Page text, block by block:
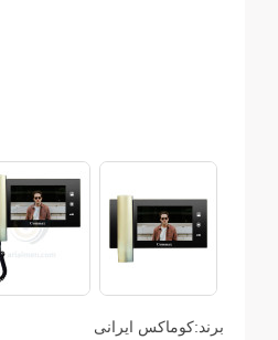
برند:کوماکس ایرانی